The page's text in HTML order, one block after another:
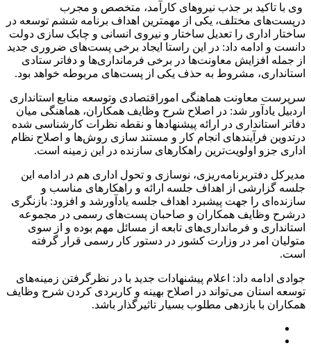
وی با تاکید بر جذب نیروهای کارآمد، متخصص و مجرب
درپست‌های مختلف، یکی از مهمترین اهداف برنامه ششم توسعه در
ساختار اداری را تعدیل ساختار و نیروی انسانی و چابک سازی دولت
دانست و ادامه داد: در این راستا ایجاد برخی پست‌های ضروری جدید
از جمله افزایش معاونت‌ها در برخی فرمانداری‌ها و دفاتر ستادی
استانداری، مشروط به حذف یکی از پست‌های مربوطه خواهد بود.
سرپرست معاونت هماهنگی اموراقتصادی وتوسعه منابع استانداری
اردبیل یادآور شد: در اصلاح شرح وظایف همکاران، هماهنگی میان
دفاتر استانداری در ارائه پیشنهادها و نقطه نظرات کارشناسی شده
درتدوین فرآیندهای انجام کار و مستند سازی روش‌ها و اصلاح نظام
اداری جزو اولویت‌ترین راهکارهای سازنده در این زمینه است.
مدیرکل دفتربرنامه‌ریزی، نوسازی و تحول اداری هم در ادامه این
جلسه گزارشی از اهداف جلسه ارائه و راهکارهای مناسب و
سازنده‌ای را جهت پیشبرد اهداف جلسه یادآورشد و افزود: بازنگری
درشرح وظایف همکاران و صاحبان پست‌های رسمی در مجموعه
استانداری و فرمانداری‌های تابعه از مسائل مهم بوده و از سوی
متولیان امر در وزارت کشور در دستور کار رسمی قرار گرفته
است.
جوادی ادامه داد: اعلام پیشنهادات جدید با در نظرگرفتن زمینه‌های
توسعه استان می‌تواند در اصلاح بهینه و کاربردی کردن شرح وظایف
همکاران با بازدهی مطلوب بسیار تاثیرگذار باشد.